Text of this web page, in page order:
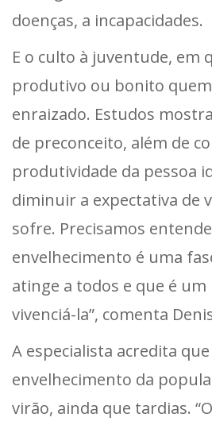
doenças, a incapacidades.
E o culto à juventude, em
produtivo ou bonito
enraizado. Estudos
de preconceito, além de
produtividade da pessoa
diminuir a expectativa de
sofre. Precisamos
envelhecimento é uma
atinge a todos e que é
vivenciá-la”, comenta
A especialista acredita
envelhecimento da
virão, ainda que tardias.